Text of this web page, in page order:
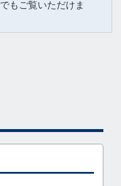
でもご覧いただけま